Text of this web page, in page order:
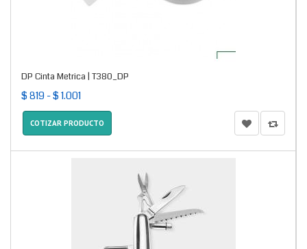
DP Cinta Metrica | T380_DP
$ 819 - $ 1.001
COTIZAR PRODUCTO